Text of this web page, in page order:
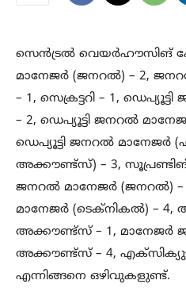
സെൻട്രൽ വെയർഹൗസിങ്
മാനേജർ (ജനറൽ) – 2,
– 1, സെക്രട്ടറി – 1,
– 2, ഡെപ്യൂട്ടി ജനറൽ
ഡെപ്യൂട്ടി ജനറൽ
അക്കൗണ്ട്സ്) – 3,
ജനറൽ മാനേജർ (ജനറൽ)
മാനേജർ (ടെക്നികൽ) –
അക്കൗണ്ട്സ് – 1, മാനേജർ
അക്കൗണ്ട്സ് – 4,
എന്നിങ്ങനെ ഒഴിവുകളുണ്ട്.